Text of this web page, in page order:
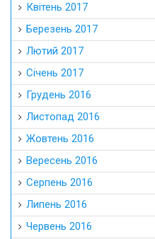
Квітень 2017
Березень 2017
Лютий 2017
Січень 2017
Грудень 2016
Листопад 2016
Жовтень 2016
Вересень 2016
Серпень 2016
Липень 2016
Червень 2016